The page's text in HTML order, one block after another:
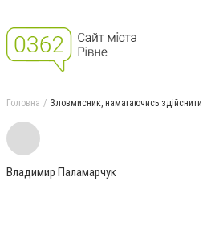
Головна Зловмисник, намагаючись
Владимир Паламарчук